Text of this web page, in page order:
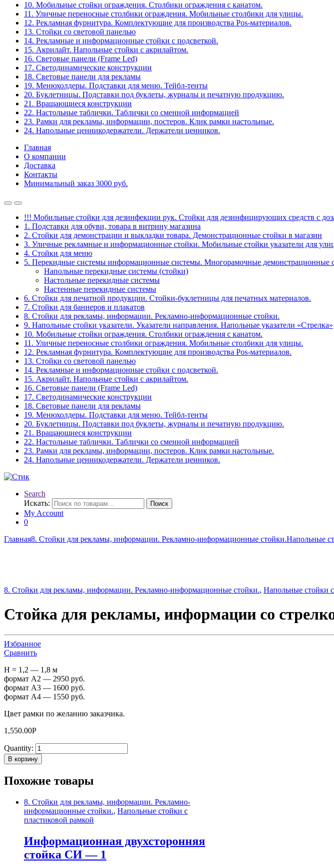
10. Мобильные стойки ограждения. Столбики ограждения с канатом.
11. Уличные переносные столбики ограждения. Мобильные столбики для улицы.
12. Рекламная фурнитура. Комплектующие для производства Pos-материалов.
13. Стойки со световой панелью
14. Рекламные и информационные стойки с подсветкой.
15. Акрилайт. Напольные стойки с акрилайтом.
16. Световые панели (Frame Led)
17. Светодинамические конструкции
18. Световые панели для рекламы
19. Менюхолдеры. Подставки для меню. Тейбл-тенты
20. Буклетницы. Подставки под буклеты, журналы и печатную продукцию.
21. Вращающиеся конструкции
22. Настольные таблички. Таблички со сменной информацией
23. Рамки для рекламы, информации, постеров. Клик рамки настольные.
24. Напольные ценникодержатели. Держатели ценников.
Главная
О компании
Доставка
Контакты
Минимальный заказ 3000 руб.
!!! Мобильные стойки для дезинфекции рук. Стойки для дезинфицирующих средств с
1. Подставки для обуви, товара в витрину магазина
2. Стойки для демонстрации и выкладки товара. Демонстрационные стойки в магазин
3. Уличные рекламные и информационные стойки. Мобильные стойки указатели для
4. Стойки для меню
5. Перекидные системы информационные системы. Многорамочные демонстрационные
Напольные перекидные системы (стойки)
Настольные перекидные системы
Настенные перекидные системы
6. Стойки для печатной продукции. Стойки-буклетницы для печатных материалов.
7. Стойки для баннеров и плакатов
8. Стойки для рекламы, информации. Рекламно-информационные стойки.
9. Напольные стойки указатели. Указатели направления. Напольные указатели «Стрелка»
10. Мобильные стойки ограждения. Столбики ограждения с канатом.
11. Уличные переносные столбики ограждения. Мобильные столбики для улицы.
12. Рекламная фурнитура. Комплектующие для производства Pos-материалов.
13. Стойки со световой панелью
14. Рекламные и информационные стойки с подсветкой.
15. Акрилайт. Напольные стойки с акрилайтом.
16. Световые панели (Frame Led)
17. Светодинамические конструкции
18. Световые панели для рекламы
19. Менюхолдеры. Подставки для меню. Тейбл-тенты
20. Буклетницы. Подставки под буклеты, журналы и печатную продукцию.
21. Вращающиеся конструкции
22. Настольные таблички. Таблички со сменной информацией
23. Рамки для рекламы, информации, постеров. Клик рамки настольные.
24. Напольные ценникодержатели. Держатели ценников.
Search
Искать:
Поиск
My Account
0
Главная8. Стойки для рекламы, информации. Рекламно-информационные стойки.Напольные
8. Стойки для рекламы, информации. Рекламно-информационные стойки., Напольные стойки
Стойка для рекламы, информации со
Избранное
Сравнить
H = 1,2 — 1,8 м
формат А2 — 2950 руб.
формат А3 — 1600 руб.
формат А4 — 1550 руб.
Цвет рамки по желанию заказчика.
1,550.00Р
Quantity:
В корзину
Похожие товары
8. Стойки для рекламы, информации. Рекламно-
информационные стойки., Напольные стойки с
пластиковой рамкой
Информационная двухсторонняя
стойка СИ — 1